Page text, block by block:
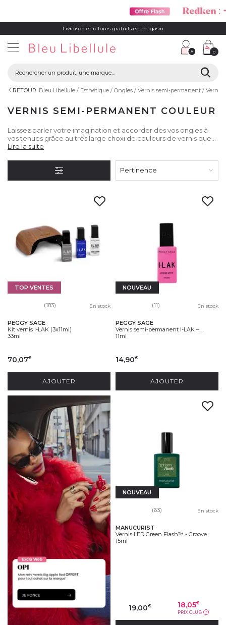
Livraison et retours gratuits en magasin
0
RETOUR Bleu Libellule Esthétique Ongles Vernis semi-permanent Vernis
VERNIS SEMI-PERMANENT COULEUR
Laissez parler votre imagination et accorder des vos ongles à
vos tenues grâce au très large choxi de couleurs de vernis que
vous propose Bleu Libellule !
Lire la suite
Pertinence
TOP VENTES
(183) En stock
PEGGY SAGE
Kit vernis I-LAK (3x11ml)
33ml
70,07€
AJOUTER
NOUVEAU
(11) En stock
PEGGY SAGE
Vernis semi-permanent I-LAK –...
11ml
14,90€
AJOUTER
NOUVEAU
(63) En stock
MANUCURIST
Vernis LED Green Flash™ - Groove
15ml
19,00€ 18,05€
PRIX CLUB ?